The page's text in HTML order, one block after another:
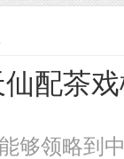
配茶
够领略到